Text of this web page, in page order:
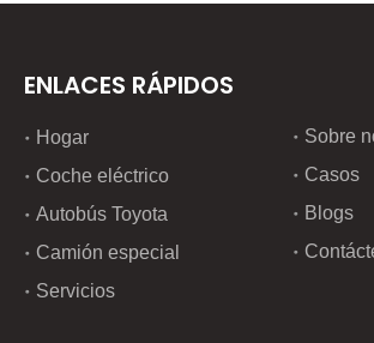
ENLACES RÁPIDOS
Hogar
Coche eléctrico
Autobús Toyota
Camión especial
Servicios
Sobre
Casos
Blogs